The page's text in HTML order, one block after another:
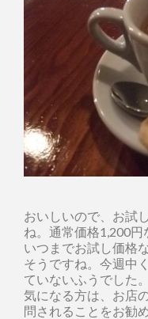
おいしいので、お試
ね。通常価格1,200円
いつまでお試し価格
そうですね。今週中
ていないふうでした。
気になる方は、お店
問されることをお勧